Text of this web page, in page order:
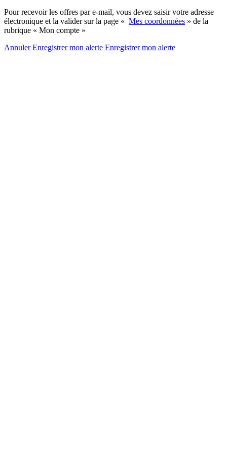
Pour recevoir les offres par e-mail, vous devez saisir votre adresse
électronique et la valider sur la page « Mes coordonnées » de la
rubrique « Mon compte »
AnnulerEnregistrer mon alerte Enregistrermon alerte